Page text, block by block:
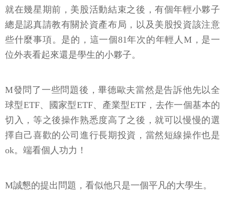
就在幾星期前，美股活動結束之後，有個年輕小夥子
總是認真請教有關於資產布局，以及美股投資該注意
些什麼事項。是的，這一個81年次的年輕人M，是一
位外表看起來還是學生的小夥子。
M發問了一些問題後，畢德歐夫當然是告訴他先以全
球型ETF、國家型ETF、產業型ETF，去作一個基本的
切入，等之後操作熟悉度高了之後，就可以慢慢的選
擇自己喜歡的公司進行長期投資，當然短線操作也是
ok。端看個人功力！
M誠懇的提出問題，看似他只是一個平凡的大學生。